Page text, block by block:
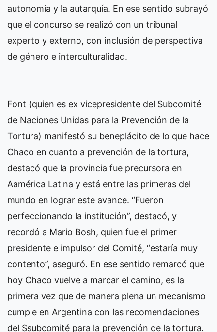
autonomía y la autarquía. En ese sentido subrayó
que el concurso se realizó con un tribunal
experto y externo, con inclusión de perspectiva
de género e interculturalidad.
Font (quien es ex vicepresidente del Subcomité
de Naciones Unidas para la Prevención de la
Tortura) manifestó su beneplácito de lo que hace
Chaco en cuanto a prevención de la tortura,
destacó que la provincia fue precursora en
Aamérica Latina y está entre las primeras del
mundo en lograr este avance. “Fueron
perfeccionando la institución”, destacó, y
recordó a Mario Bosh, quien fue el primer
presidente e impulsor del Comité, “estaría muy
contento”, aseguró. En ese sentido remarcó que
hoy Chaco vuelve a marcar el camino, es la
primera vez que de manera plena un mecanismo
cumple en Argentina con las recomendaciones
del Ssubcomité para la prevención de la tortura.